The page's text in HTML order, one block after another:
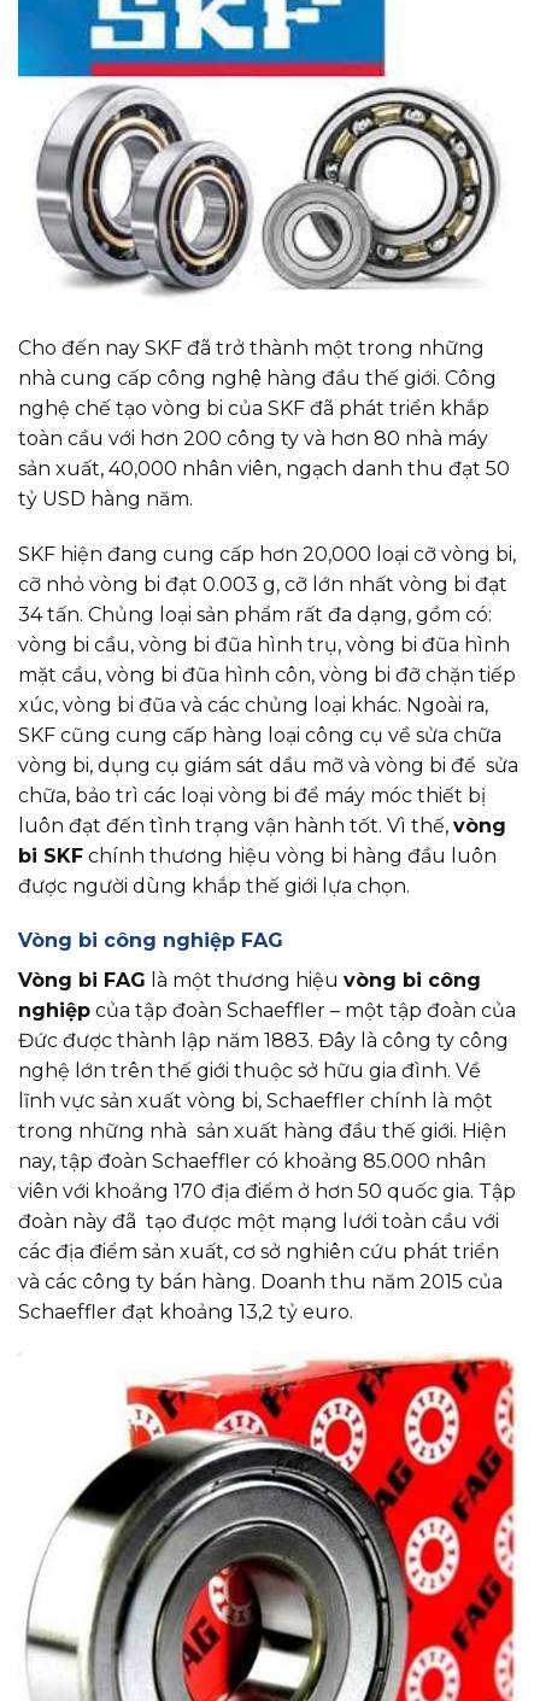
Cho đến nay SKF đã trở thành một trong những
nhà cung cấp công nghệ hàng đầu thế giới. Công
nghệ chế tạo vòng bi của SKF đã phát triển khắp
toàn cầu với hơn 200 công ty và hơn 80 nhà máy
sản xuất, 40,000 nhân viên, ngạch danh thu đạt 50
tỷ USD hàng năm.
SKF hiện đang cung cấp hơn 20,000 loại cỡ vòng bi,
cỡ nhỏ vòng bi đạt 0.003 g, cỡ lớn nhất vòng bi đạt
34 tấn. Chủng loại sản phẩm rất đa dạng, gồm có:
vòng bi cầu, vòng bi đũa hình trụ, vòng bi đũa hình
mặt cầu, vòng bi đũa hình côn, vòng bi đỡ chặn tiếp
xúc, vòng bi đũa và các chủng loại khác. Ngoài ra,
SKF cũng cung cấp hàng loại công cụ về sửa chữa
vòng bi, dụng cụ giám sát dầu mỡ và vòng bi để sửa
chữa, bảo trì các loại vòng bi để máy móc thiết bị
luôn đạt đến tình trạng vận hành tốt. Vì thế, vòng
bi SKF chính thương hiệu vòng bi hàng đầu luôn
được người dùng khắp thế giới lựa chọn.
Vòng bi công nghiệp FAG
Vòng bi FAG là một thương hiệu vòng bi công
nghiệp của tập đoàn Schaeffler – một tập đoàn của
Đức được thành lập năm 1883. Đây là công ty công
nghệ lớn trên thế giới thuộc sở hữu gia đình. Về
lĩnh vực sản xuất vòng bi, Schaeffler chính là một
trong những nhà sản xuất hàng đầu thế giới. Hiện
nay, tập đoàn Schaeffler có khoảng 85.000 nhân
viên với khoảng 170 địa điểm ở hơn 50 quốc gia. Tập
đoàn này đã tạo được một mạng lưới toàn cầu với
các địa điểm sản xuất, cơ sở nghiên cứu phát triển
và các công ty bán hàng. Doanh thu năm 2015 của
Schaeffler đạt khoảng 13,2 tỷ euro.